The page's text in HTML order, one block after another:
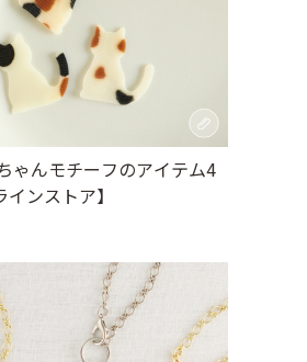
ゃんモチーフのアイテム4
ンストア】